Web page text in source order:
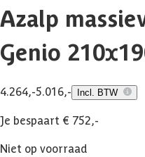
Azalp
Genio
4.264,-5.016,- Incl. BTW
Je bespaart € 752,-
Niet op voorraad